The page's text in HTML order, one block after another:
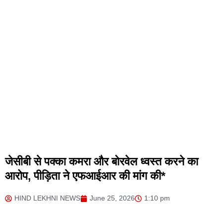
जेसीबी से पक्का कमरा और बोरवेल ध्वस्त करने का
आरोप, पीड़िता ने एफआईआर की मांग की*
HIND LEKHNI NEWS June 25, 2026
1:10 pm